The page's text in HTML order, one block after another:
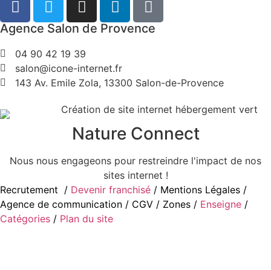
Agence Salon de Provence
04 90 42 19 39
salon@icone-internet.fr
143 Av. Emile Zola, 13300 Salon-de-Provence
Nature Connect
Nous nous engageons pour restreindre l'impact de nos
sites internet !
Recrutement / Devenir franchisé / Mentions Légales /
Agence de communication / CGV / Zones / Enseigne /
Catégories / Plan du site